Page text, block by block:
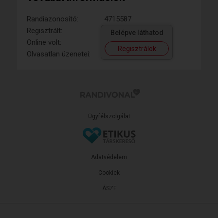
Randiazonosító:
4715587
Regisztrált:
Online volt:
Olvasatlan üzenetei:
Belépve láthatod
Regisztrálok
Ügyfélszolgálat
ÁSZF
Adatvédelem
Cookiek